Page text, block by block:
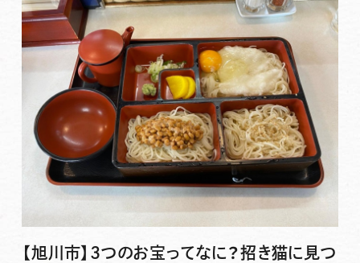
【旭川市】3つのお宝ってなに？招き猫に見つ